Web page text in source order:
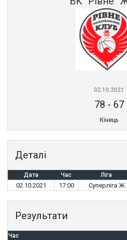
02.10.2021
78 - 67
Кінець
Деталі
Дата Час Ліга
02.10.2021 17:00 Суперліга Ж
Результати
Час